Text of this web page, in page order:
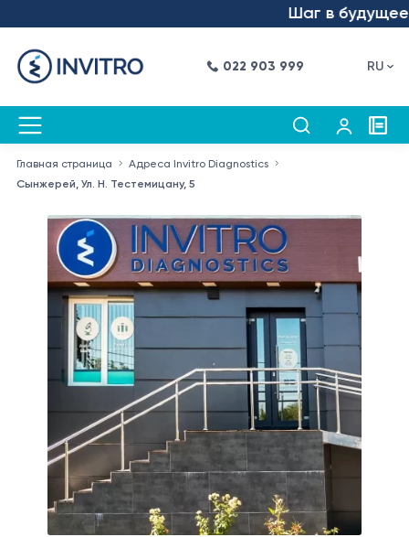
Шаг в будущее –
022 903 999 RU
Главная страница
Адреса Invitro Diagnostics
Сынжерей, Ул. Н. Тестемицану, 5